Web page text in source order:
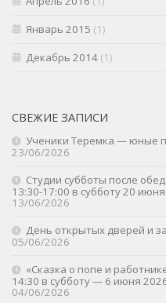
Январь 2015 (1)
Декабрь 2014 (1)
СВЕЖИЕ ЗАПИСИ
Ученики Теремка — юные
23/06/2026
Студии субботы после
13:30-17:00 в субботу 20
13/06/2026
День открытых дверей и
05/06/2026
«Сказка о попе и
14:30 в субботу — 6 июня
04/06/2026